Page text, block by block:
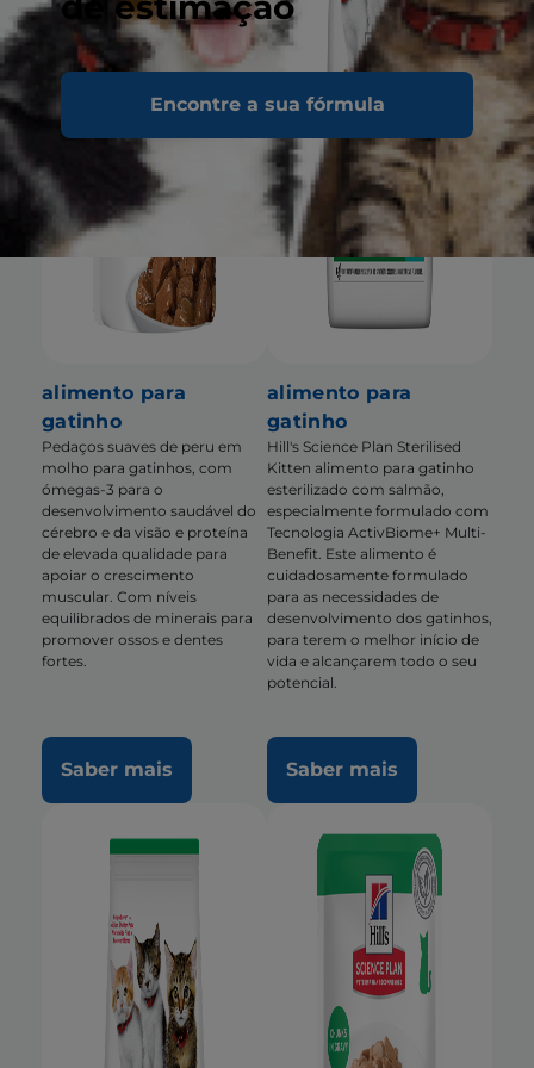
Encontre a sua fórmula
alimento para
gatinho
Pedaços suaves de peru em
molho para gatinhos, com
ómegas-3 para o
desenvolvimento saudável do
cérebro e da visão e proteína
de elevada qualidade para
apoiar o crescimento
muscular. Com níveis
equilibrados de minerais para
promover ossos e dentes
fortes.
Saber mais
alimento para
gatinho
Hill's Science Plan Sterilised
Kitten alimento para gatinho
esterilizado com salmão,
especialmente formulado com
Tecnologia ActivBiome+ Multi-
Benefit. Este alimento é
cuidadosamente formulado
para as necessidades de
desenvolvimento dos gatinhos,
para terem o melhor início de
vida e alcançarem todo o seu
potencial.
Saber mais